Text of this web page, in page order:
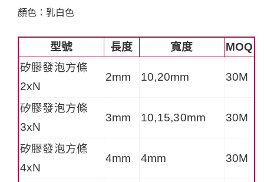
顏色：乳白色
型號 長度 寬度
MOQ
矽膠發泡方條
2xN
2mm 10,20mm 30M
矽膠發泡方條
3xN
3mm 10,15,30mm 30M
矽膠發泡方條
4xN
4mm 4mm 30M